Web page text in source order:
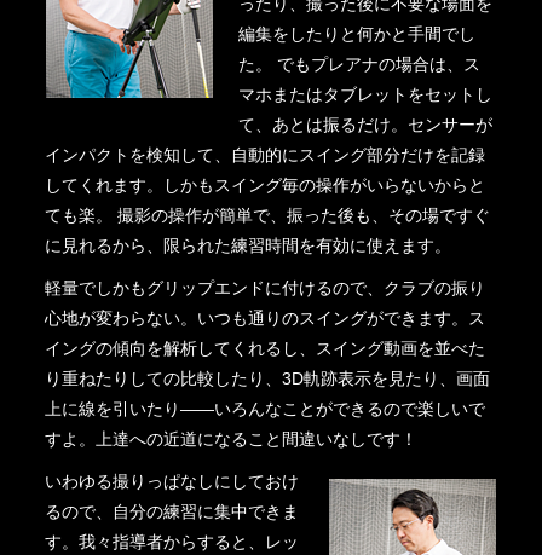
ったり、撮った後に不要な場面を
編集をしたりと何かと手間でし
た。 でもプレアナの場合は、ス
マホまたはタブレットをセットし
て、あとは振るだけ。センサーが
インパクトを検知して、自動的にスイング部分だけを記録
してくれます。しかもスイング毎の操作がいらないからと
ても楽。 撮影の操作が簡単で、振った後も、その場ですぐ
に見れるから、限られた練習時間を有効に使えます。
軽量でしかもグリップエンドに付けるので、クラブの振り
心地が変わらない。いつも通りのスイングができます。ス
イングの傾向を解析してくれるし、スイング動画を並べた
り重ねたりしての比較したり、3D軌跡表示を見たり、画面
上に線を引いたり――いろんなことができるので楽しいで
すよ。上達への近道になること間違いなしです！
いわゆる撮りっぱなしにしておけ
るので、自分の練習に集中できま
す。我々指導者からすると、レッ